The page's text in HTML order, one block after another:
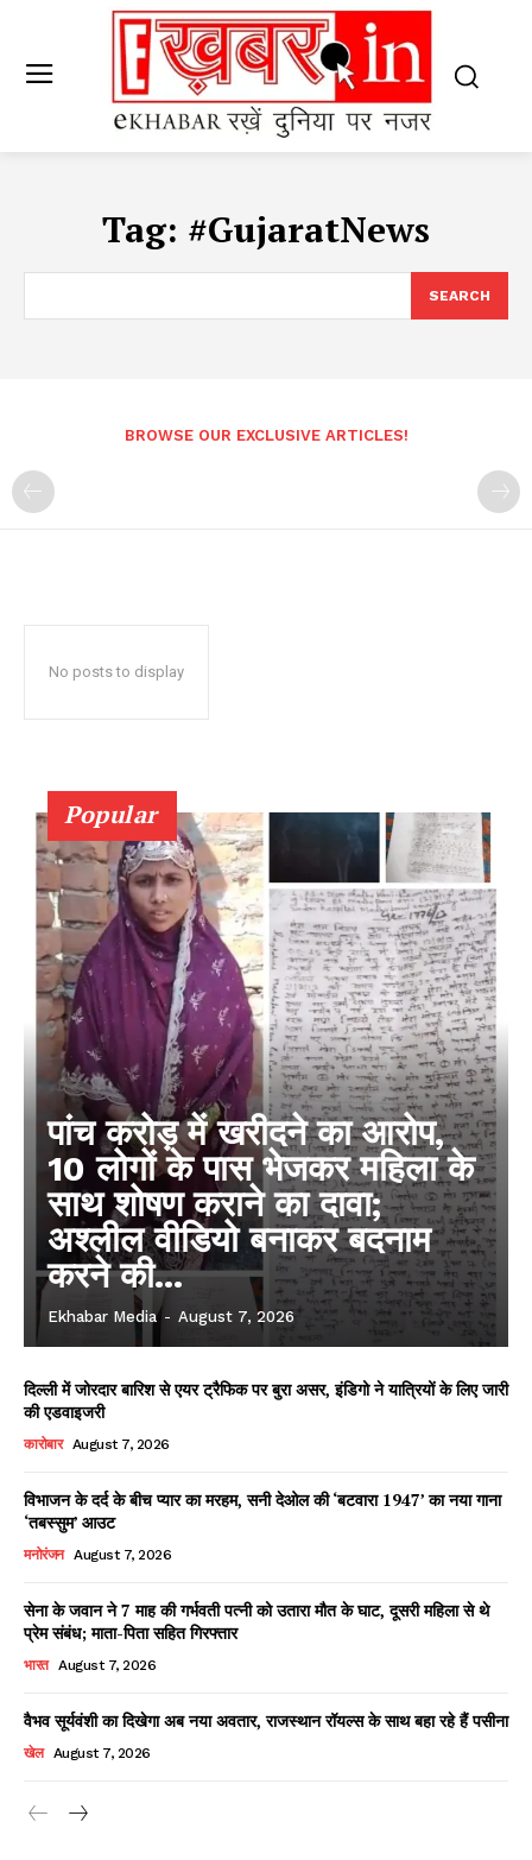
Tag: #GujaratNews
SEARCH
BROWSE OUR EXCLUSIVE ARTICLES!
No posts to display
Popular
पांच करोड़ में खरीदने का आरोप,
10 लोगों के पास भेजकर महिला के
साथ शोषण कराने का दावा;
अश्लील वीडियो बनाकर बदनाम
करने की...
Ekhabar Media - August 7, 2026
दिल्ली में जोरदार बारिश से एयर ट्रैफिक पर बुरा असर, इंडिगो ने यात्रियों के लिए जारी
की एडवाइजरी
कारोबार August 7, 2026
विभाजन के दर्द के बीच प्यार का मरहम, सनी देओल की ‘बटवारा 1947’ का नया गाना
‘तबस्सुम’ आउट
मनोरंजन August 7, 2026
सेना के जवान ने 7 माह की गर्भवती पत्नी को उतारा मौत के घाट, दूसरी महिला से थे
प्रेम संबंध; माता-पिता सहित गिरफ्तार
भारत August 7, 2026
वैभव सूर्यवंशी का दिखेगा अब नया अवतार, राजस्थान रॉयल्स के साथ बहा रहे हैं पसीना
खेल August 7, 2026